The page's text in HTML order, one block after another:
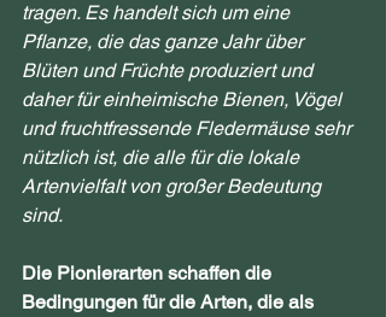
tragen. Es handelt sich um eine
Pflanze, die das ganze Jahr über
Blüten und Früchte produziert und
daher für einheimische Bienen, Vögel
und fruchtfressende Fledermäuse sehr
nützlich ist, die alle für die lokale
Artenvielfalt von großer Bedeutung
sind.
Die Pionierarten schaffen die
Bedingungen für die Arten, die als